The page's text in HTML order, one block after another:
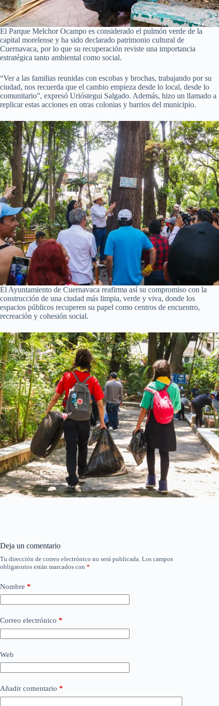
El Parque Melchor Ocampo es considerado el pulmón verde de la
capital morelense y ha sido declarado patrimonio cultural de
Cuernavaca, por lo que su recuperación reviste una importancia
estratégica tanto ambiental como social.
“Ver a las familias reunidas con escobas y brochas, trabajando por su
ciudad, nos recuerda que el cambio empieza desde lo local, desde lo
comunitario”, expresó Urióstegui Salgado. Además, hizo un llamado a
replicar estas acciones en otras colonias y barrios del municipio.
El Ayuntamiento de Cuernavaca reafirma así su compromiso con la
construcción de una ciudad más limpia, verde y viva, donde los
espacios públicos recuperen su papel como centros de encuentro,
recreación y cohesión social.
Deja un comentario
Tu dirección de correo electrónico no será publicada. Los campos
obligatorios están marcados con *
Nombre *
Correo electrónico *
Web
Añadir comentario *